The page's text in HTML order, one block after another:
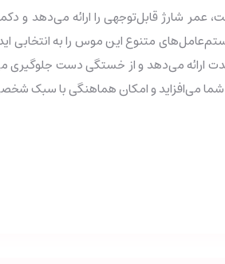
متنوع این موس را به انتخابی
ارائه می‌دهد و از خستگی دست
می‌افزاید و امکان هماهنگی با سبک